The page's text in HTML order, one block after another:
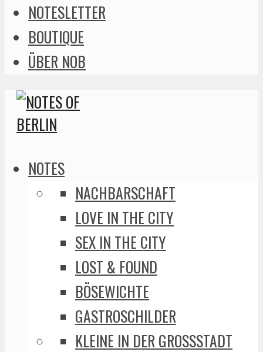
NOTESLETTER
BOUTIQUE
ÜBER NOB
NOTES
NACHBARSCHAFT
LOVE IN THE CITY
SEX IN THE CITY
LOST & FOUND
BÖSEWICHTE
GASTROSCHILDER
KLEINE IN DER GROSSSTADT